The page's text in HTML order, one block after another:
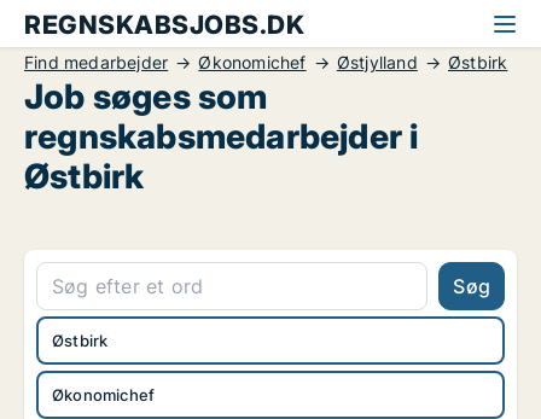
REGNSKABSJOBS.DK
Find medarbejder Økonomichef Østjylland Østbirk
Job søges som
regnskabsmedarbejder i
Østbirk
Søg
Økonomichef
Østbirk